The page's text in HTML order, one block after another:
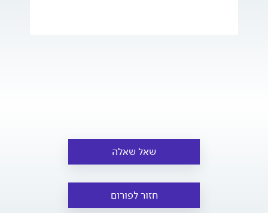
שאל שאלה
חזור לפורום